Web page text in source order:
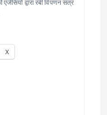
द्वारा रबी विपणन सत्र
X